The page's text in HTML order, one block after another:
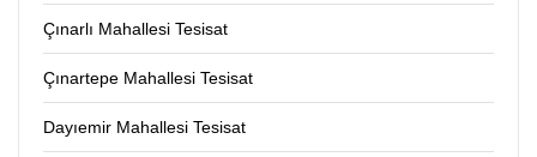
Çınarlı Mahallesi Tesisat
Çınartepe Mahallesi Tesisat
Dayıemir Mahallesi Tesisat